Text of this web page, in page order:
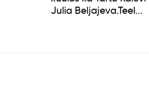
Julia Beljajeva.Teel...